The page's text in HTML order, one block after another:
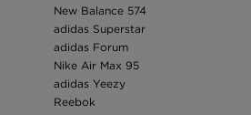
New Balance 574
adidas Superstar
adidas Forum
Nike Air Max 95
adidas Yeezy
Reebok